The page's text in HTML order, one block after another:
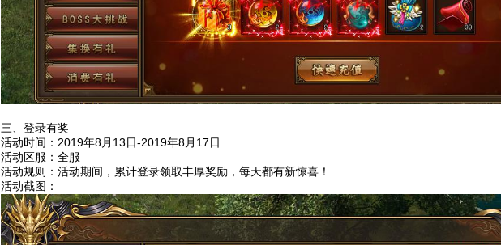
三、登录有奖
活动时间：2019年8月13日-2019年8月17日
活动区服：全服
活动规则：活动期间，累计登录领取丰厚奖励，每天都有新惊喜！
活动截图：